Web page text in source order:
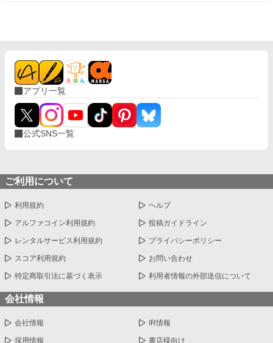
アプリ一覧
公式SNS一覧
ご利用について
利用規約 ヘルプ
アルファコイン利用規約 投稿ガイドライン
レンタルサービス利用規約 プライバシーポリシー
スコア利用規約 お問い合わせ
特定商取引法に基づく表示 利用者情報の外部送信について
会社情報
会社情報 IR情報
採用情報 書店様向け